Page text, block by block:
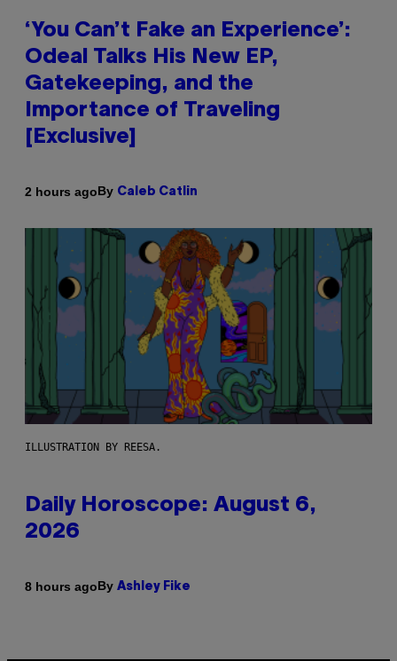
‘You Can’t Fake an Experience’:
Odeal Talks His New EP,
Gatekeeping, and the
Importance of Traveling
[Exclusive]
2 hours agoBy Caleb Catlin
ILLUSTRATION BY REESA.
Daily Horoscope: August 6,
2026
8 hours agoBy Ashley Fike